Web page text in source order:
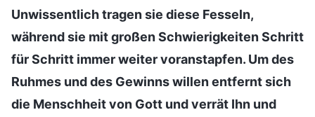
Unwissentlich tragen sie diese Fesseln,
während sie mit großen Schwierigkeiten Schritt
für Schritt immer weiter voranstapfen. Um des
Ruhmes und des Gewinns willen entfernt sich
die Menschheit von Gott und verrät Ihn und